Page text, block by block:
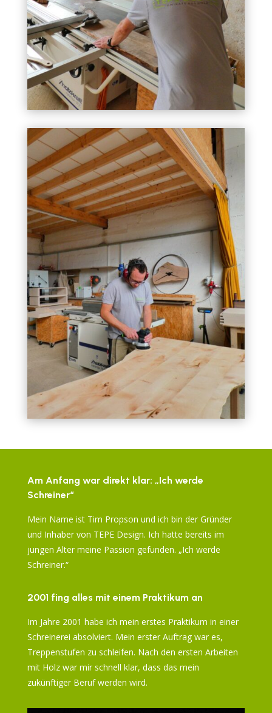
Am Anfang war direkt klar: „Ich werde
Schreiner“
Mein Name ist Tim Propson und ich bin der Gründer
und Inhaber von TEPE Design. Ich hatte bereits im
jungen Alter meine Passion gefunden. „Ich werde
Schreiner.“
2001 fing alles mit einem Praktikum an
Im Jahre 2001 habe ich mein erstes Praktikum in einer
Schreinerei absolviert. Mein erster Auftrag war es,
Treppenstufen zu schleifen. Nach den ersten Arbeiten
mit Holz war mir schnell klar, dass das mein
zukünftiger Beruf werden wird.